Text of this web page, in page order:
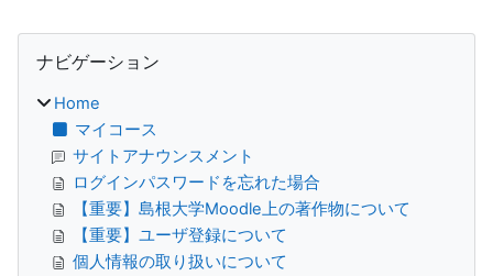
ブロック
ナビゲーション
Home
マイコース
サイトアナウンスメント
ログインパスワードを忘れた場合
【重要】島根大学Moodle上の著作物について
【重要】ユーザ登録について
個人情報の取り扱いについて